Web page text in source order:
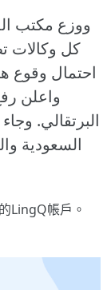
ووزع مكتب
كل وكالات
احتمال وقوع
واعلن
البرتقالي.
السعودية
LingQ帳戶。